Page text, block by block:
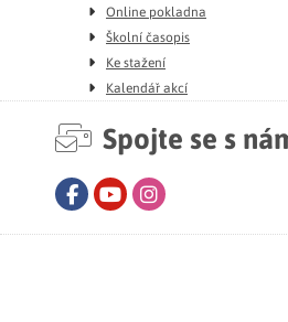
Online pokladna
Školní časopis
Ke stažení
Kalendář akcí
Spojte se s
FacebookYoutube